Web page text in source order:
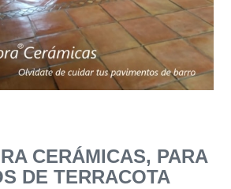
CERÁMICAS, PARA
DE TERRACOTA